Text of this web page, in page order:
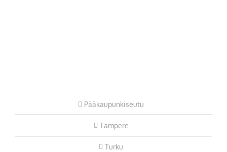
Pääkaupunkiseutu
Tampere
Turku